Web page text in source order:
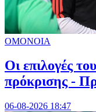
ΟΜΟΝΟΙΑ
Οι επιλογές
πρόκρισης -
06-08-2026 18:47